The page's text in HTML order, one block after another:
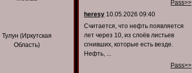
Тулун (Иркутская
Область)
Pass>>
heresy 10.05.2026 09:40
Считается, что нефть появляется
лет через 10, из слоёв листьев
сгнивших, которые есть везде.
Нефть, ...
Pass>>